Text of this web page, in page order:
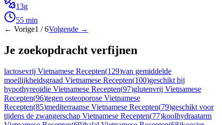
13g
55 min
← Vorige1 /6Volgende →
Je zoekopdracht verfijnen
lactosevrij Vietnamese Recepten(129)van gemiddelde
moeilijkheidsgraad Vietnamese Recepten(100)geschikt bij
hypothyreoïdie Vietnamese Recepten(97)glutenvrij Vietnamese
Recepten(96)tegen osteoporose Vietnamese
Recepten(85)mediterraanse Vietnamese Recepten(79)geschikt voor
tijdens de zwangerschap Vietnamese Recepten(77)koolhydraatarm